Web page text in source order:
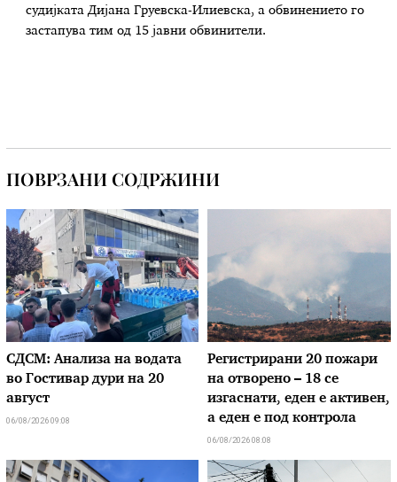
судијката Дијана Груевска-Илиевска, а обвинението го
застапува тим од 15 јавни обвинители.
ПОВРЗАНИ СОДРЖИНИ
СДСМ: Анализа на водата
во Гостивар дури на 20
август
06/08/2026 09:08
Регистрирани 20 пожари
на отворено – 18 се
изгаснати, еден е активен,
а еден е под контрола
06/08/2026 08:08